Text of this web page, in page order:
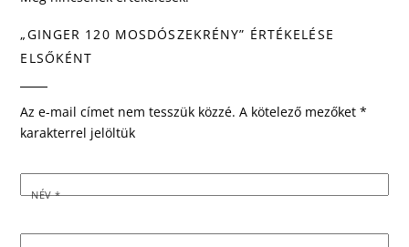
„GINGER 120 MOSDÓSZEKRÉNY” ÉRTÉKELÉSE
ELSŐKÉNT
Az e-mail címet nem tesszük közzé. A kötelező mezőket*
karakterrel jelöltük
NÉV*